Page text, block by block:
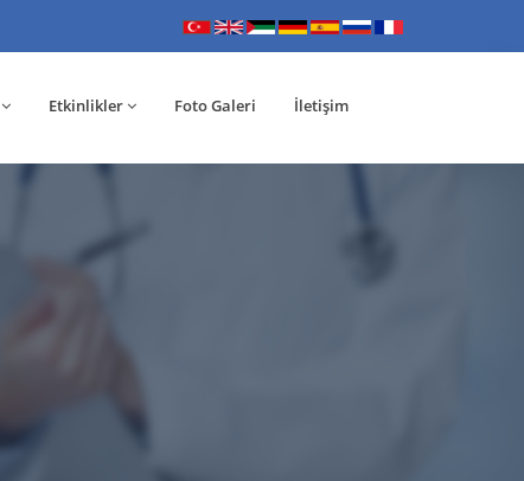
Etkinlikler Foto Galeri İletişim